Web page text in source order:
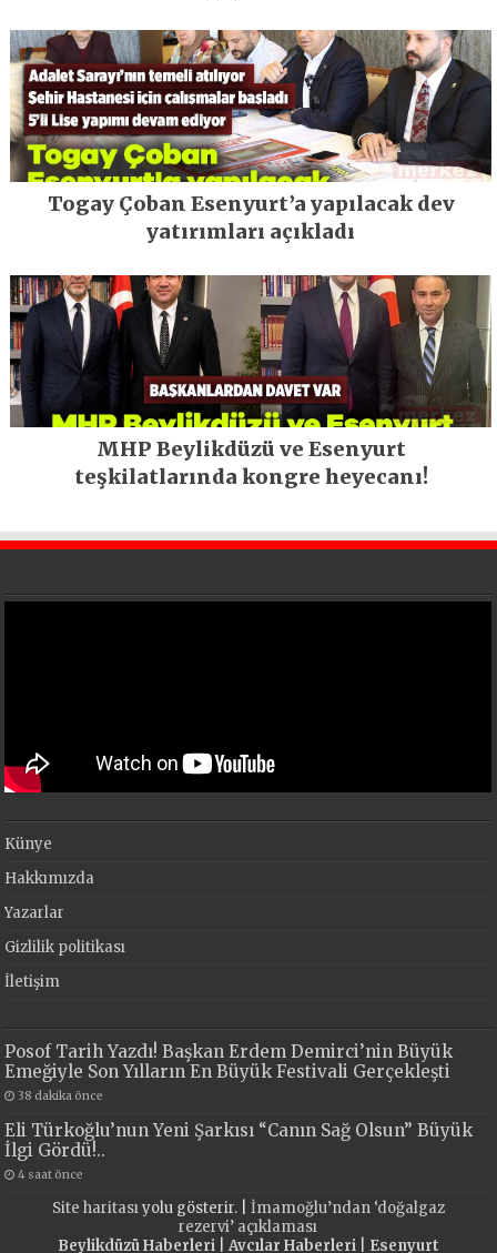
Togay Çoban Esenyurt’a yapılacak dev
yatırımları açıkladı
MHP Beylikdüzü ve Esenyurt
teşkilatlarında kongre heyecanı!
Künye
Hakkımızda
Yazarlar
Gizlilik politikası
İletişim
Posof Tarih Yazdı! Başkan Erdem Demirci’nin Büyük
Emeğiyle Son Yılların En Büyük Festivali Gerçekleşti
38 dakika önce
Eli Türkoğlu’nun Yeni Şarkısı “Canın Sağ Olsun” Büyük
İlgi Gördü!..
4 saat önce
Site haritasıyolu gösterir. | İmamoğlu’ndan ‘doğalgaz
rezervi’ açıklaması
Beylikdüzü Haberleri| Avcılar Haberleri| Esenyurt